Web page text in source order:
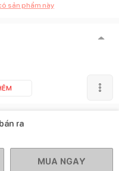
sản phẩm này
ra
MUA NGAY